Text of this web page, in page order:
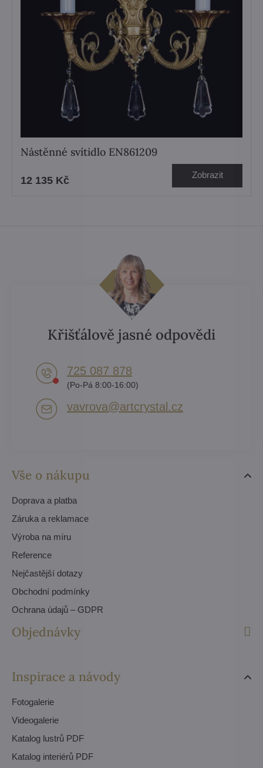
Nástěnné svítidlo EN861209
12 135 Kč Zobrazit
Vše o nákupu
Doprava a platba
Záruka a reklamace
Výroba na míru
Reference
Nejčastější dotazy
Obchodní podmínky
Ochrana údajů – GDPR
Objednávky
Inspirace a návody
Fotogalerie
Videogalerie
Katalog lustrů PDF
Katalog interiérů PDF
Křišťálově jasné odpovědi
725 087 878​
(Po-Pá 8:00-16:00)
vavrova​@artcrystal​.cz